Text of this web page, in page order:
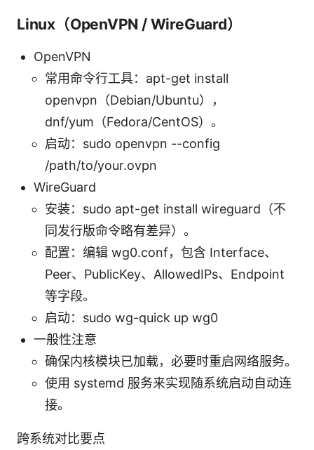
Linux（OpenVPN / WireGuard）
OpenVPN
常用命令行工具：apt-get install
openvpn（Debian/Ubuntu），
dnf/yum（Fedora/CentOS）。
启动：sudo openvpn --config
/path/to/your.ovpn
WireGuard
安装：sudo apt-get install wireguard（不
同发行版命令略有差异）。
配置：编辑 wg0.conf，包含 Interface、
Peer、PublicKey、AllowedIPs、Endpoint
等字段。
启动：sudo wg-quick up wg0
一般性注意
确保内核模块已加载，必要时重启网络服务。
使用 systemd 服务来实现随系统启动自动连
接。
跨系统对比要点